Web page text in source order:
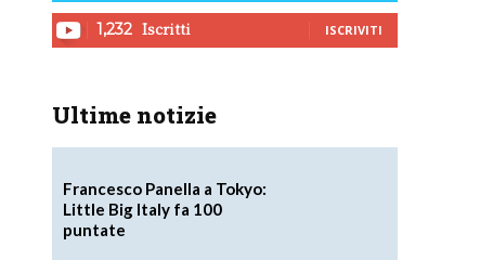
1,232 Iscritti ISCRIVITI
Ultime notizie
Francesco Panella a Tokyo:
Little Big Italy fa 100
puntate